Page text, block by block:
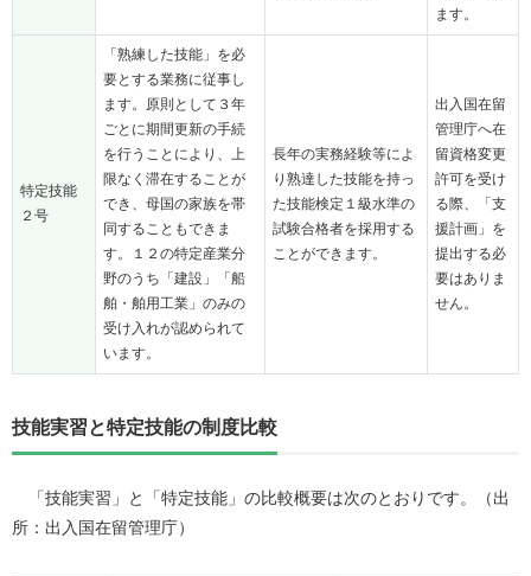
ます。
特定技能
２号
「熟練した技能」を必
要とする業務に従事し
ます。原則として３年
ごとに期間更新の手続
を行うことにより、上
限なく滞在することが
でき、母国の家族を帯
同することもできま
す。１２の特定産業分
野のうち「建設」「船
舶・舶用工業」のみの
受け入れが認められて
います。
長年の実務経験等によ
り熟達した技能を持っ
た技能検定１級水準の
試験合格者を採用する
ことができます。
出入国在留
管理庁へ在
留資格変更
許可を受け
る際、「支
援計画」を
提出する必
要はありま
せん。
技能実習と特定技能の制度比較
「技能実習」と「特定技能」の比較概要は次のとおりです。（出
所：出入国在留管理庁）